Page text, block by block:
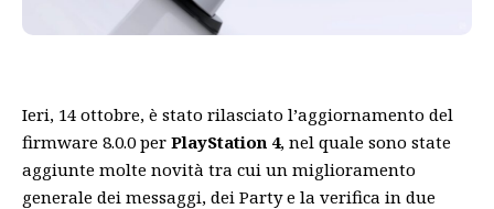
Ieri, 14 ottobre, è stato rilasciato l’aggiornamento del
firmware 8.0.0 per PlayStation 4, nel quale sono state
aggiunte molte novità tra cui un miglioramento
generale dei messaggi, dei Party e la verifica in due